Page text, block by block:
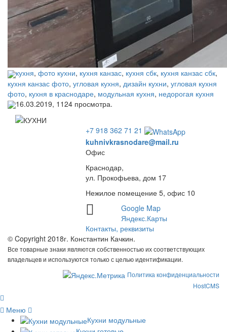
кухня, фото кухни, кухня канзас, кухня сбк, кухня канзас сбк,
кухня канзас фото, угловая кухня, дизайн кухни, угловая кухня
фото, кухня в краснодаре, модульная кухня, недорогая кухня
16.03.2019, 1124 просмотра.
+7 918 362 71 21
kuhnivkrasnodare@mail.ru
Офис
Краснодар,
ул. Прокофьева, дом 17
Нежилое помещение 5, офис 10
Google Map
Яндекс.Карты
Контакты, реквизиты
© Copyright 2018г. Константин Качкин.
Все товарные знаки являются собственностью их соответствующих
владельцев и используются только с целью идентификации.
Политика конфиденциальности
HostCMS
Меню
Кухни модульные